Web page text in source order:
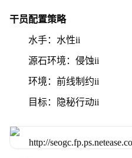
干员配置策略
水手：水性ii
源石环境：侵蚀ii
环境：前线制约ii
目标：隐秘行动ii